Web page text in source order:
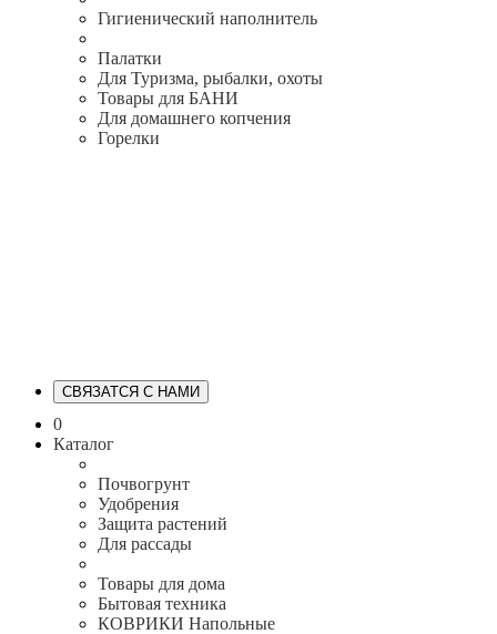
Гигиенический наполнитель
Палатки
Для Туризма, рыбалки, охоты
Товары для БАНИ
Для домашнего копчения
Горелки
СВЯЗАТСЯ С НАМИ
0
Каталог
Почвогрунт
Удобрения
Защита растений
Для рассады
Товары для дома
Бытовая техника
КОВРИКИ Напольные